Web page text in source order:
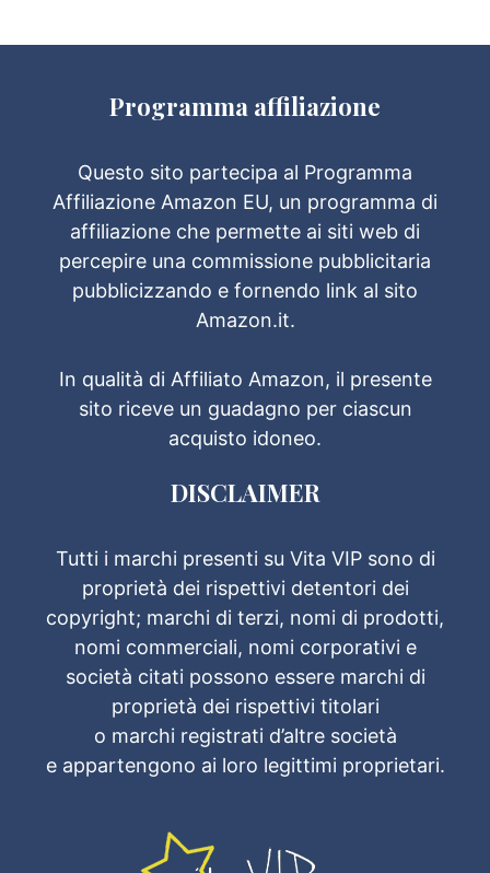
Programma affiliazione
Questo sito partecipa al Programma
Affiliazione Amazon EU, un programma di
affiliazione che permette ai siti web di
percepire una commissione pubblicitaria
pubblicizzando e fornendo link al sito
Amazon.it.
In qualità di Affiliato Amazon, il presente
sito riceve un guadagno per ciascun
acquisto idoneo.
DISCLAIMER
Tutti i marchi presenti su Vita VIP sono di
proprietà dei rispettivi detentori dei
copyright; marchi di terzi, nomi di prodotti,
nomi commerciali, nomi corporativi e
società citati possono essere marchi di
proprietà dei rispettivi titolari
o marchi registrati d’altre società
e appartengono ai loro legittimi proprietari.